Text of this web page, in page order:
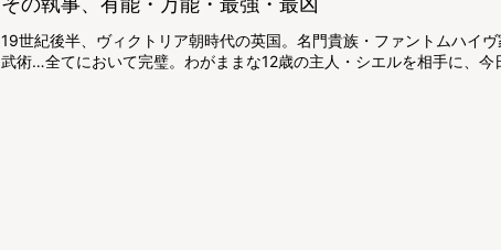
19世紀後半、ヴィクトリア朝時代の英国。名門貴族・ファントムハイ
武術…全てにおいて完璧。わがままな12歳の主人・シエルを相手に、